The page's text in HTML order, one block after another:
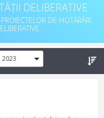
DELIBERATIVE
DE HOTĂRÂRI